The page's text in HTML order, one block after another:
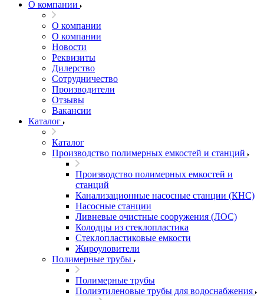
О компании
О компании
О компании
Новости
Реквизиты
Дилерство
Сотрудничество
Производители
Отзывы
Вакансии
Каталог
Каталог
Производство полимерных емкостей и станций
Производство полимерных емкостей и
станций
Канализационные насосные станции (КНС)
Насосные станции
Ливневые очистные сооружения (ЛОС)
Колодцы из стеклопластика
Стеклопластиковые емкости
Жироуловители
Полимерные трубы
Полимерные трубы
Полиэтиленовые трубы для водоснабжения